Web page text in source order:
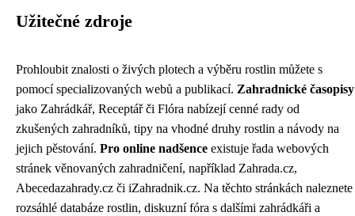
Užitečné zdroje
Prohloubit znalosti o živých plotech a výběru rostlin můžete s
pomocí specializovaných webů a publikací. Zahradnické časopisy
jako Zahrádkář, Receptář či Flóra nabízejí cenné rady od
zkušených zahradníků, tipy na vhodné druhy rostlin a návody na
jejich pěstování. Pro online nadšence existuje řada webových
stránek věnovaných zahradničení, například Zahrada.cz,
Abecedazahrady.cz či iZahradnik.cz. Na těchto stránkách naleznete
rozsáhlé databáze rostlin, diskuzní fóra s dalšími zahrádkáři a